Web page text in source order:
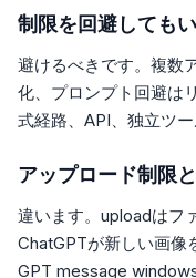
制限を回避しても
避けるべきです。複数
化、プロンプト回避は
式経路、API、独立ツー
アップロード制限
違います。uploadはフ
ChatGPTが新しい画像
GPT message